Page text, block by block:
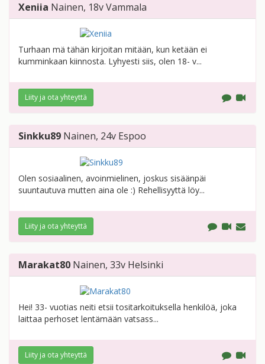
Xeniia Nainen, 18vVammala
Turhaan mä tähän kirjoitan mitään, kun ketään ei
kumminkaan kiinnosta. Lyhyesti siis, olen 18- v...
Liity ja ota yhteyttä
Sinkku89 Nainen, 24v Espoo
Olen sosiaalinen, avoinmielinen, joskus sisäänpäi
suuntautuva mutten aina ole :) Rehellisyyttä löy...
Liity ja ota yhteyttä
Marakat80 Nainen, 33v Helsinki
Hei! 33- vuotias neiti etsii tositarkoituksella henkilöä, joka
laittaa perhoset lentämään vatsass...
Liity ja ota yhteyttä